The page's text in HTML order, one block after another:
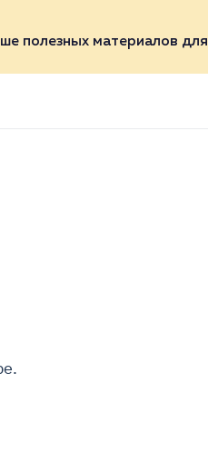
полезных материалов